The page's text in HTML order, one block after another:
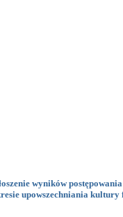
wyników
upowszechniania kultury